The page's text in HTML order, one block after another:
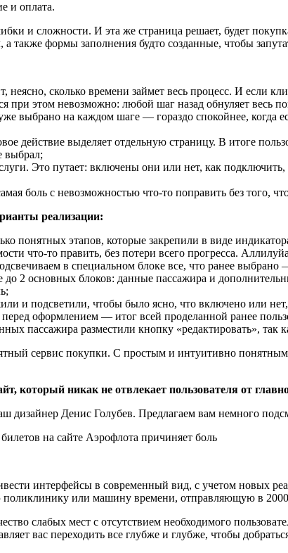
и оплата.
и сложности. И эта же страница решает, будет
также формы заполнения будто созданные, чтобы
неясно, сколько времени займет весь процесс. И если
при этом невозможно: любой шаг назад обнуляет весь
выбрано на каждом шаге — гораздо спокойнее,
действие выделяет отдельную страницу. В итоге
выбрал;
Это путает: включены они или нет, как
боль с невозможностью что-то поправить без того,
реализации:
понятных этапов, которые закрепили в виде
что-то править, без потери всего прогресса.
в специальном блоке все, что ранее
до 2 основных блоков: данные пассажира и
и подсветили, чтобы было ясно, что включено или
оформлением — итог всей проделанной ранее
пассажира разместили кнопку «редактировать»,
сервис покупки. С простым и интуитивно
который никак не отвлекает пользователя от
дизайнер Денис Голубев. Предлагаем вам немного
интерфейсы в современный вид, с учетом новых
или машину времени, отправляющую в
слабых мест с отсутствием необходимого
вас переходить все глубже и глубже, чтобы